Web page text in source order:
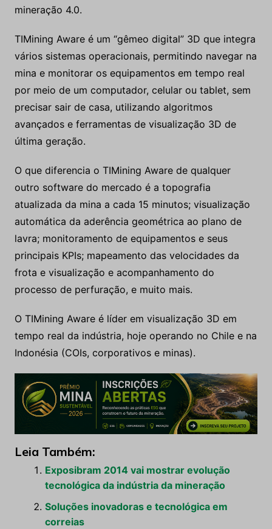
mineração 4.0.
TIMining Aware é um “gêmeo digital” 3D que integra
vários sistemas operacionais, permitindo navegar na
mina e monitorar os equipamentos em tempo real
por meio de um computador, celular ou tablet, sem
precisar sair de casa, utilizando algoritmos
avançados e ferramentas de visualização 3D de
última geração.
O que diferencia o TIMining Aware de qualquer
outro software do mercado é a topografia
atualizada da mina a cada 15 minutos; visualização
automática da aderência geométrica ao plano de
lavra; monitoramento de equipamentos e seus
principais KPIs; mapeamento das velocidades da
frota e visualização e acompanhamento do
processo de perfuração, e muito mais.
O TIMining Aware é líder em visualização 3D em
tempo real da indústria, hoje operando no Chile e na
Indonésia (COIs, corporativos e minas).
Leia Também:
Exposibram 2014 vai mostrar evolução
tecnológica da indústria da mineração
Soluções inovadoras e tecnológica em
correias